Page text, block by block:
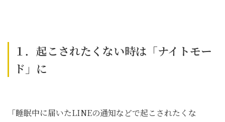
１．起こされたくない時は「ナイトモー
ド」に
「睡眠中に届いたLINEの通知などで起こされたくな